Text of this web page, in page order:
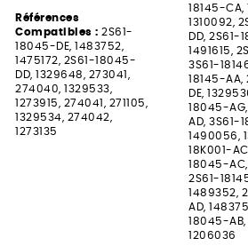
Références
Compatibles : 2S61-
18045-DE, 1483752,
1475172, 2S61-18045-
DD, 1329648, 273041,
274040, 1329533,
1273915, 274041, 271105,
1329534, 274042,
1273135
18145-CA,
1310092,
DD, 2S61-
1491615,
3S61-
18145-AA,
DE,
18045-
AD, 3S61-
1490056,
18K001-
18045-AC,
2S61-
1489352,
AD,
18045-AB,
1206036